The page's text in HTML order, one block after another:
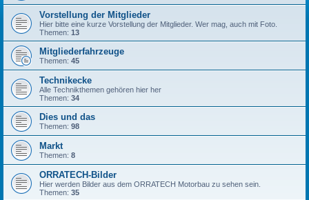
Vorstellung der Mitglieder
Hier bitte eine kurze Vorstellung der Mitglieder. Wer mag, auch mit Foto.
Themen: 13
Mitgliederfahrzeuge
Themen: 45
Technikecke
Alle Technikthemen gehören hier her
Themen: 34
Dies und das
Themen: 98
Markt
Themen: 8
ORRATECH-Bilder
Hier werden Bilder aus dem ORRATECH Motorbau zu sehen sein.
Themen: 35